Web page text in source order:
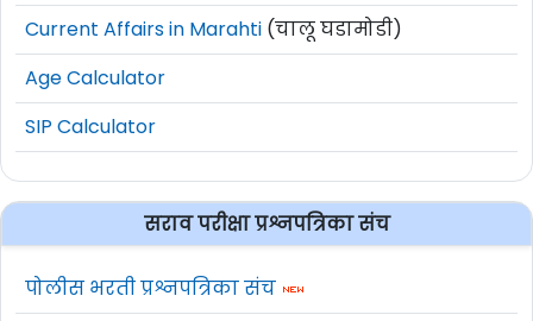
Current Affairs in Marahti (चालू घडामोडी)
Age Calculator
SIP Calculator
सराव परीक्षा प्रश्नपत्रिका संच
पोलीस भरती प्रश्नपत्रिका संच